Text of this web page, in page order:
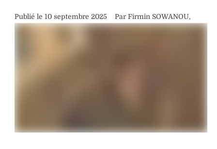
Publié le 10 septembre 2025 Par Firmin SOWANOU,